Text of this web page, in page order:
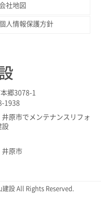
社地図
人情報保護方針
郷3078-1
1938
原市でメンテナンスリフォ
設
原市
設 All Rights Reserved.